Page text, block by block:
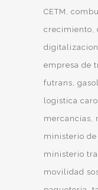
CETM
crecimiento
digitalizacion
empresa de
futrans
logistica
mercancias
ministerio
ministerio
movilidad